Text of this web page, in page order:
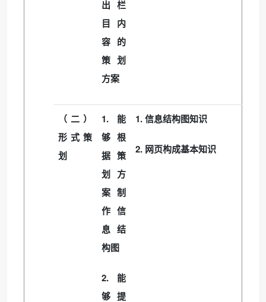
出栏
目内
容的
策划
方案
（二）
形式策
划
1.
能
够根
据策
划方
案制
作信
息结
构图
2.
能
够提
1. 信息结构图知识
2. 网页构成基本知识